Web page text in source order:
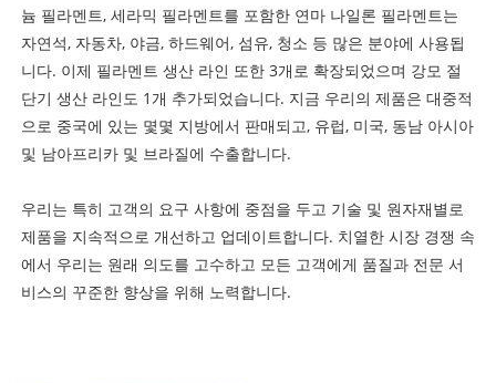
늄 필라멘트, 세라믹 필라멘트를 포함한 연마 나일론 필라멘트는
자연석, 자동차, 야금, 하드웨어, 섬유, 청소 등 많은 분야에 사용됩
니다. 이제 필라멘트 생산 라인 또한 3개로 확장되었으며 강모 절
단기 생산 라인도 1개 추가되었습니다. 지금 우리의 제품은 대중적
으로 중국에 있는 몇몇 지방에서 판매되고, 유럽, 미국, 동남 아시아
및 남아프리카 및 브라질에 수출합니다.
우리는 특히 고객의 요구 사항에 중점을 두고 기술 및 원자재별로
제품을 지속적으로 개선하고 업데이트합니다. 치열한 시장 경쟁 속
에서 우리는 원래 의도를 고수하고 모든 고객에게 품질과 전문 서
비스의 꾸준한 향상을 위해 노력합니다.